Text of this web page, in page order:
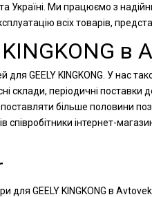
Україні. Ми працюємо з
всіх товарів,
в
GEELY KINGKONG. У нас
періодичні поставки
більше половини
інтернет-
GEELY KINGKONG в